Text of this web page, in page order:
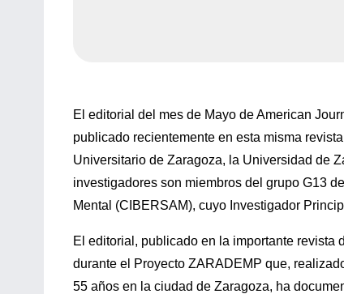
El editorial del mes de Mayo de American
publicado recientemente en esta misma
Universitario de Zaragoza, la Universidad de
investigadores son miembros del grupo G13
Mental (CIBERSAM), cuyo Investigador
El editorial, publicado en la importante revista
durante el Proyecto ZARADEMP que,
55 años en la ciudad de Zaragoza, ha